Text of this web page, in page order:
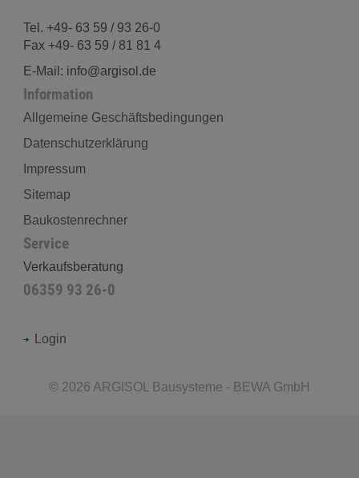
Tel. +49- 63 59 / 93 26-0
Fax +49- 63 59 / 81 81 4
E-Mail: info@argisol.de
Information
Allgemeine Geschäftsbedingungen
Datenschutzerklärung
Impressum
Sitemap
Baukostenrechner
Service
Verkaufsberatung
06359 93 26-0
Login
© 2026 ARGISOL Bausysteme - BEWA GmbH